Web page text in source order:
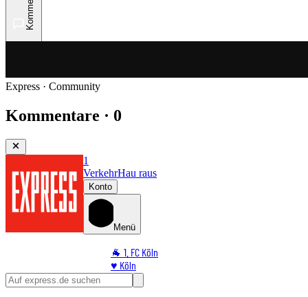
Express · Community
Kommentare · 0
1
VerkehrHau raus
Konto
Menü
🐐 1. FC Köln
♥️ Köln
⭐ Promi